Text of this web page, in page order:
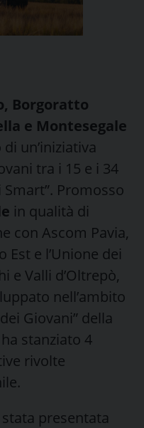
Borgoratto
e Montesegale
un’iniziativa
tra i 15 e i 34
Promosso
in qualità di
con Ascom Pavia,
Est e l’Unione dei
e Valli d’Oltrepò,
nell’ambito
Giovani” della
stanziato 4
rivolte
presentata